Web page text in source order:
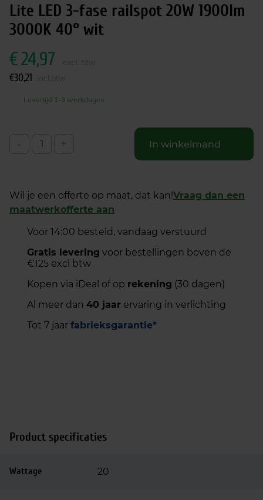
Lite LED 3-fase railspot 20W 1900lm
3000K 40° wit
€24,97
€30,21
Levertijd 1-3 werkdagen
In winkelmand
Wil je een offerte op maat, dat kan!Vraag dan een
maatwerkofferte aan
Voor 14:00 besteld, vandaag verstuurd
Gratis levering voor bestellingen boven de
€125 excl btw
Kopen via iDeal of op rekening (30 dagen)
Al meer dan 40 jaar ervaring in verlichting
Tot 7 jaar fabrieksgarantie*
Product specificaties
Wattage 20